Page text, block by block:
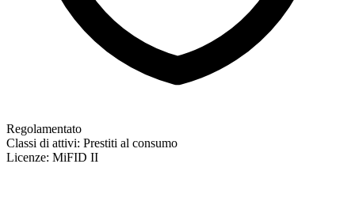
Regolamentato
Classi di attivi: Prestiti al consumo
Licenze: MiFID II